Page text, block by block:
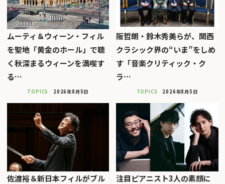
ムーティ＆ウィーン・フィル
を聖地「黄金のホール」で聴
く秋深まるウィーンを満喫す
る…
TOPICS 2026年8月5日
阪哲朗・鈴木秀美らが、関西
クラシック界の“いま”をしめ
す「音楽クリティック・ク
ラ…
TOPICS 2026年8月5日
佐渡裕＆新日本フィルがブル
注目ピアニスト3人の素顔に